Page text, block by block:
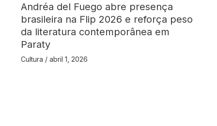
Andréa del Fuego abre presença
brasileira na Flip 2026 e reforça peso
da literatura contemporânea em
Paraty
Cultura / abril 1, 2026